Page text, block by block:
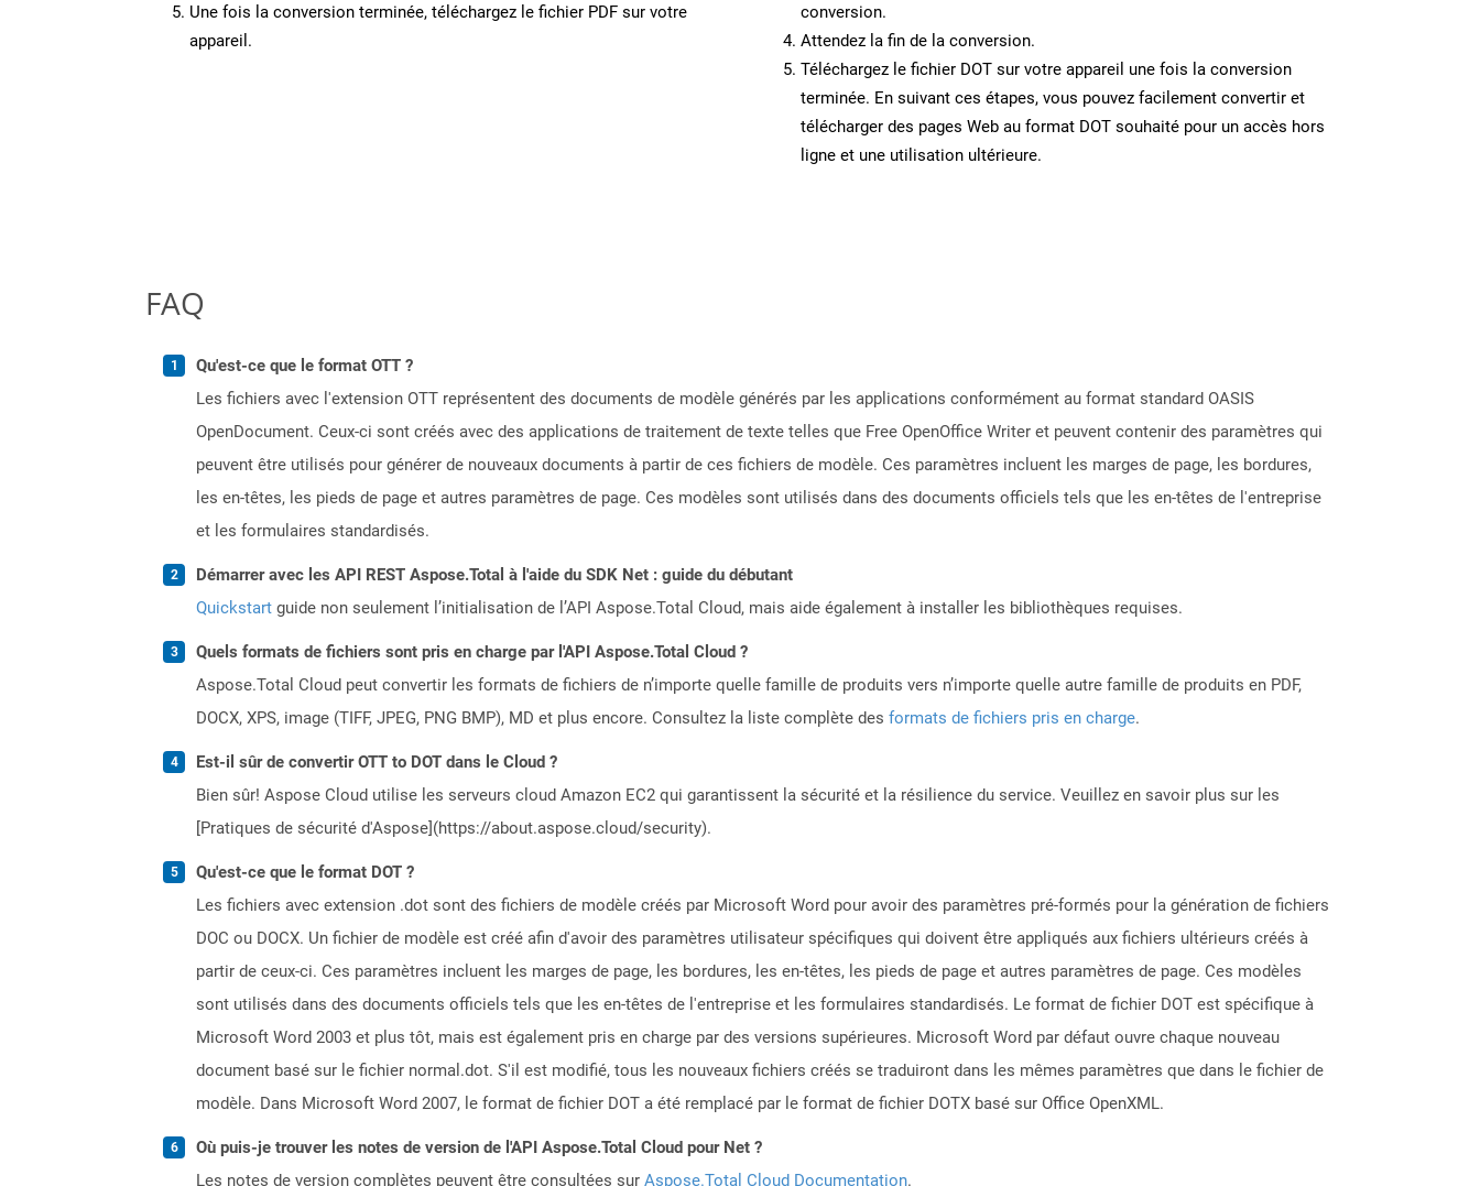
Une fois la conversion terminée, téléchargez le fichier PDF sur votre
appareil.
conversion.
Attendez la fin de la conversion.
Téléchargez le fichier DOT sur votre appareil une fois la conversion
terminée. En suivant ces étapes, vous pouvez facilement convertir et
télécharger des pages Web au format DOT souhaité pour un accès hors
ligne et une utilisation ultérieure.
FAQ
Qu'est-ce que le format OTT ?
Les fichiers avec l'extension OTT représentent des documents de modèle générés par les applications conformément au format standard OASIS
OpenDocument. Ceux-ci sont créés avec des applications de traitement de texte telles que Free OpenOffice Writer et peuvent contenir des paramètres qui
peuvent être utilisés pour générer de nouveaux documents à partir de ces fichiers de modèle. Ces paramètres incluent les marges de page, les bordures,
les en-têtes, les pieds de page et autres paramètres de page. Ces modèles sont utilisés dans des documents officiels tels que les en-têtes de l'entreprise
et les formulaires standardisés.
Démarrer avec les API REST Aspose.Total à l'aide du SDK Net : guide du débutant
Quickstart guide non seulement l’initialisation de l’API Aspose.Total Cloud, mais aide également à installer les bibliothèques requises.
Quels formats de fichiers sont pris en charge par l'API Aspose.Total Cloud ?
Aspose.Total Cloud peut convertir les formats de fichiers de n’importe quelle famille de produits vers n’importe quelle autre famille de produits en PDF,
DOCX, XPS, image (TIFF, JPEG, PNG BMP), MD et plus encore. Consultez la liste complète des formats de fichiers pris en charge.
Est-il sûr de convertir OTT to DOT dans le Cloud ?
Bien sûr! Aspose Cloud utilise les serveurs cloud Amazon EC2 qui garantissent la sécurité et la résilience du service. Veuillez en savoir plus sur les
[Pratiques de sécurité d'Aspose](https://about.aspose.cloud/security).
Qu'est-ce que le format DOT ?
Les fichiers avec extension .dot sont des fichiers de modèle créés par Microsoft Word pour avoir des paramètres pré-formés pour la génération de fichiers
DOC ou DOCX. Un fichier de modèle est créé afin d'avoir des paramètres utilisateur spécifiques qui doivent être appliqués aux fichiers ultérieurs créés à
partir de ceux-ci. Ces paramètres incluent les marges de page, les bordures, les en-têtes, les pieds de page et autres paramètres de page. Ces modèles
sont utilisés dans des documents officiels tels que les en-têtes de l'entreprise et les formulaires standardisés. Le format de fichier DOT est spécifique à
Microsoft Word 2003 et plus tôt, mais est également pris en charge par des versions supérieures. Microsoft Word par défaut ouvre chaque nouveau
document basé sur le fichier normal.dot. S'il est modifié, tous les nouveaux fichiers créés se traduiront dans les mêmes paramètres que dans le fichier de
modèle. Dans Microsoft Word 2007, le format de fichier DOT a été remplacé par le format de fichier DOTX basé sur Office OpenXML.
Où puis-je trouver les notes de version de l'API Aspose.Total Cloud pour Net ?
Les notes de version complètes peuvent être consultées sur Aspose.Total Cloud Documentation.